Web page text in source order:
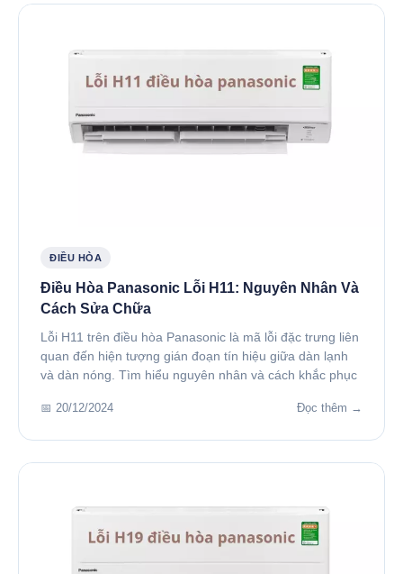
ĐIỀU HÒA
Điều Hòa Panasonic Lỗi H11: Nguyên Nhân Và
Cách Sửa Chữa
Lỗi H11 trên điều hòa Panasonic là mã lỗi đặc trưng liên
quan đến hiện tượng gián đoạn tín hiệu giữa dàn lạnh
và dàn nóng. Tìm hiểu nguyên nhân và cách khắc phục
📅 20/12/2024 Đọc thêm →